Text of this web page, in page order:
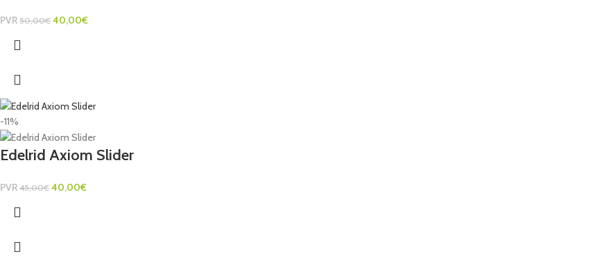
PVR 50,00€ 40,00€
-11%
Edelrid Axiom Slider
PVR 45,00€ 40,00€